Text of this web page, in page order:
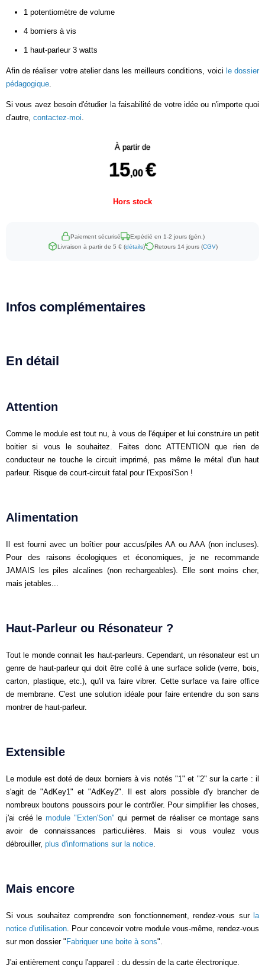
1 potentiomètre de volume
4 borniers à vis
1 haut-parleur 3 watts
Afin de réaliser votre atelier dans les meilleurs conditions, voici le dossier
pédagogique
Si vous avez besoin d'étudier la faisabilité de votre idée ou n'importe quoi
d'autre, contactez-moi
À partir de
15,00 €
Hors stock
Paiement sécurisé
Expédié en 1-2 jours (gén.)
Livraison à partir de 5 € (détails) Retours 14 jours (CGV)
Infos complémentaires
En détail
Attention
Comme le module est tout nu, à vous de l'équiper et lui construire un petit
boitier si vous le souhaitez. Faites donc ATTENTION que rien de
conducteur ne touche le circuit imprimé, pas même le métal d'un haut
parleur. Risque de court-circuit fatal pour l'Exposi'Son !
Alimentation
Il est fourni avec un boîtier pour accus/piles AA ou AAA (non incluses).
Pour des raisons écologiques et économiques, je ne recommande
JAMAIS les piles alcalines (non rechargeables). Elle sont moins cher,
mais jetables...
Haut-Parleur ou Résonateur ?
Tout le monde connait les haut-parleurs. Cependant, un résonateur est un
genre de haut-parleur qui doit être collé à une surface solide (verre, bois,
carton, plastique, etc.), qu'il va faire vibrer. Cette surface va faire office
de membrane. C'est une solution idéale pour faire entendre du son sans
montrer de haut-parleur.
Extensible
Le module est doté de deux borniers à vis notés "1" et "2" sur la carte : il
s'agit de "AdKey1" et "AdKey2". Il est alors possible d'y brancher de
nombreux boutons poussoirs pour le contrôler. Pour simplifier les choses,
j'ai créé le module "Exten'Son" qui permet de réaliser ce montage sans
avoir de connaissances particulières. Mais si vous voulez vous
débrouiller, plus d'informations sur la notice
Mais encore
Si vous souhaitez comprendre son fonctionnement, rendez-vous sur la
notice d'utilisation . Pour concevoir votre module vous-même, rendez-vous
sur mon dossier " Fabriquer une boite à sons".
J'ai entièrement conçu l'appareil : du dessin de la carte électronique.